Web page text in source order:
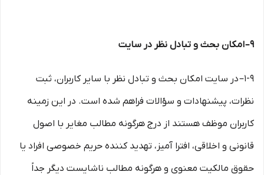
۹– امکان بحث و تبادل نظر در سایت
۱-۹– در سایت امکان بحث و تبادل نظر با سایر کاربران، ثبت
نظرات، پیشنهادات و سؤالات فراهم شده است. در این زمینه
کاربران موظف هستند از درج هرگونه مطالب مغایر با اصول
قانونی و اخلاقی، افترا آمیز، تهدید کننده حریم خصوصی افراد یا
حقوق مالکیت معنوی و هرگونه مطالب ناشایست دیگر جداً